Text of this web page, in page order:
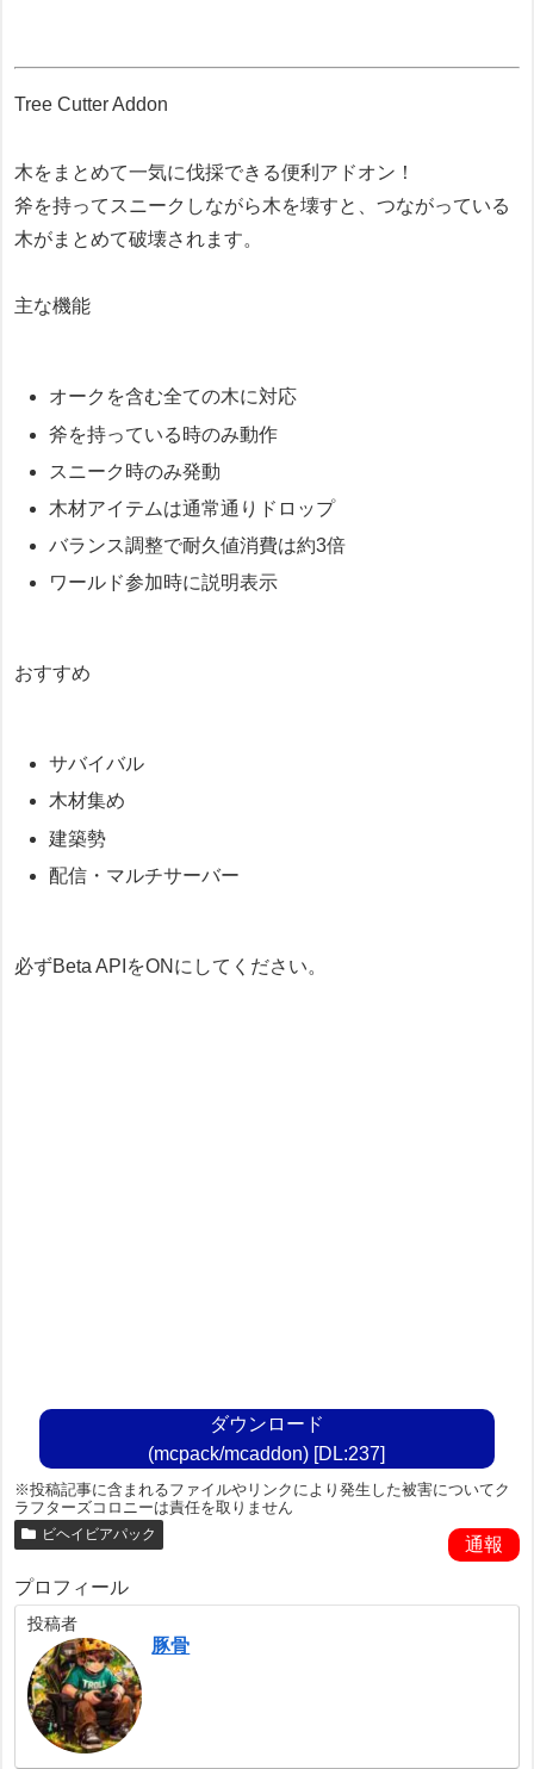
Tree Cutter Addon
木をまとめて一気に伐採できる便利アドオン！
斧を持ってスニークしながら木を壊すと、つながっている
木がまとめて破壊されます。
主な機能
オークを含む全ての木に対応
斧を持っている時のみ動作
スニーク時のみ発動
木材アイテムは通常通りドロップ
バランス調整で耐久値消費は約3倍
ワールド参加時に説明表示
おすすめ
サバイバル
木材集め
建築勢
配信・マルチサーバー
必ずBeta APIをONにしてください。
ダウンロード
(mcpack/mcaddon) [DL:237]
※投稿記事に含まれるファイルやリンクにより発生した被害についてク
ラフターズコロニーは責任を取りません
通報
ビヘイビアパック
プロフィール
投稿者
豚骨